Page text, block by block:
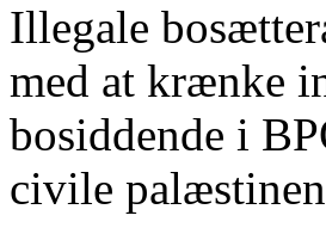
Illegale
med at krænke
bosiddende i
civile